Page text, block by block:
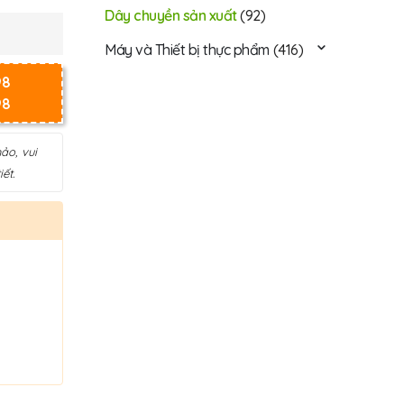
vui
Dây chuyền sản xuất(92)
Máy và Thiết bị thực phẩm (416)